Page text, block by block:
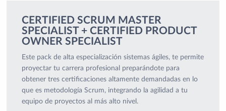
CERTIFIED SCRUM MASTER
SPECIALIST + CERTIFIED PRODUCT
OWNER SPECIALIST
Este pack de alta especialización sistemas ágiles, te permite
proyectar tu carrera profesional preparándote para
obtener tres certificaciones altamente demandadas en lo
que es metodología Scrum, integrando la agilidad a tu
equipo de proyectos al más alto nivel.